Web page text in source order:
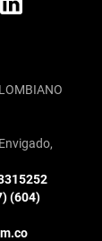
(604)